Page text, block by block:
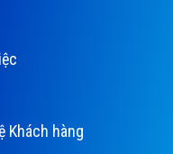
Khách hàng